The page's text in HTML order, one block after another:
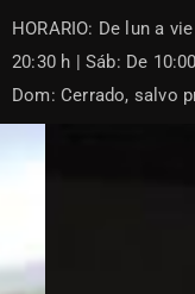
to
content
HORARIO: De lun a
20:30 h | Sáb: De
Dom: Cerrado, salvo